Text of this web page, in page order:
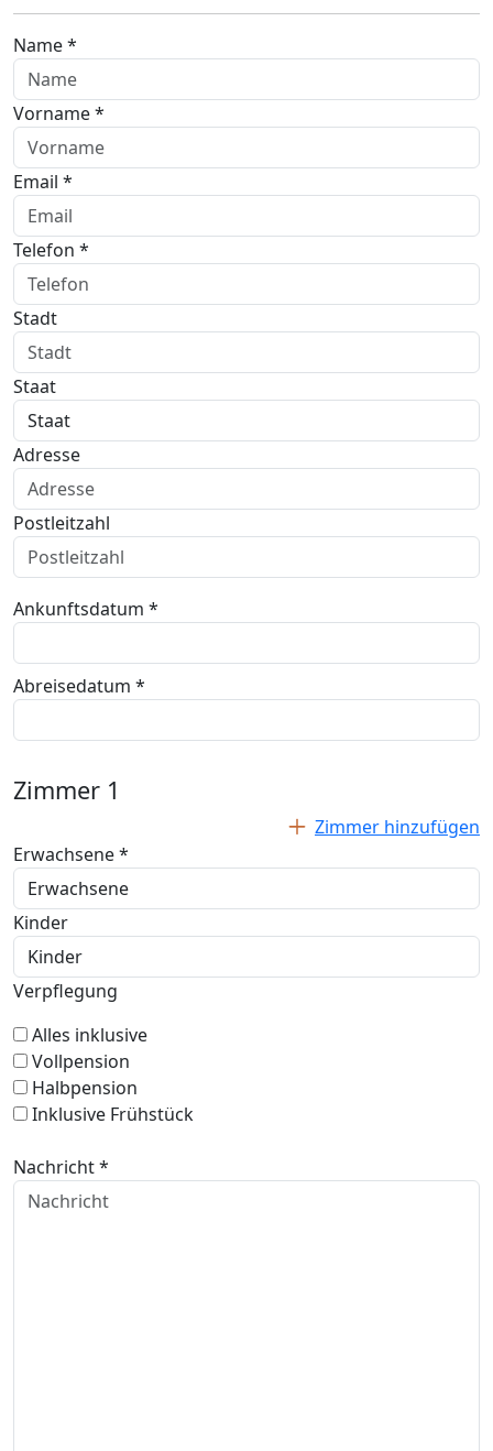
Name *
Vorname *
Email *
Telefon *
Stadt
Staat
Adresse
Postleitzahl
Ankunftsdatum *
Abreisedatum *
Zimmer 1
Zimmer hinzufügen
Erwachsene *
Kinder
Verpflegung
Alles inklusive
Vollpension
Halbpension
Inklusive Frühstück
Nachricht *